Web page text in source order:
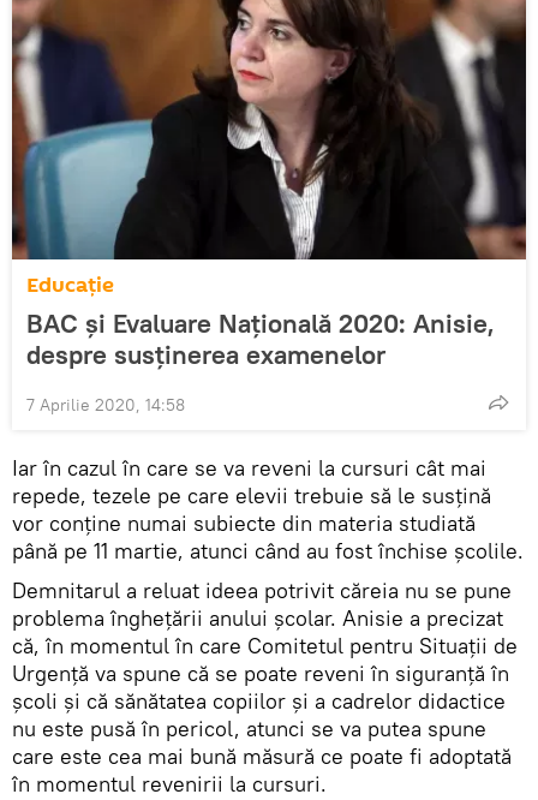
Educație
BAC și Evaluare Națională 2020: Anisie,
despre susținerea examenelor
7 Aprilie 2020, 14:58
Iar în cazul în care se va reveni la cursuri cât mai
repede, tezele pe care elevii trebuie să le susțină
vor conține numai subiecte din materia studiată
până pe 11 martie, atunci când au fost închise școlile.
Demnitarul a reluat ideea potrivit căreia nu se pune
problema înghețării anului școlar. Anisie a precizat
că, în momentul în care Comitetul pentru Situații de
Urgență va spune că se poate reveni în siguranță în
școli și că sănătatea copiilor și a cadrelor didactice
nu este pusă în pericol, atunci se va putea spune
care este cea mai bună măsură ce poate fi adoptată
în momentul revenirii la cursuri.